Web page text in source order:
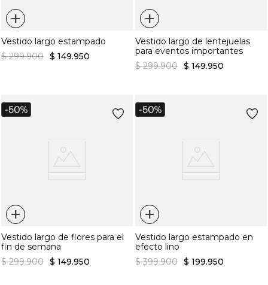
+
Vestido largo estampado
$ 299.900 $ 149.950
+
Vestido largo de lentejuelas
para eventos importantes
$ 299.900 $ 149.950
+
Vestido largo de flores para el
fin de semana
$ 299.900 $ 149.950
+
Vestido largo estampado en
efecto lino
$ 399.900 $ 199.950